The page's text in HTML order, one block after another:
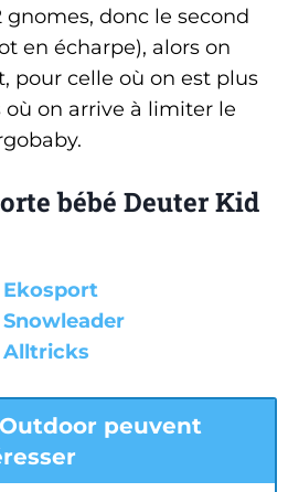
gnomes, donc le second
en écharpe), alors on
pour celle où on est plus
on arrive à limiter le
bébé Deuter Kid
Ekosport
Alltricks
peuvent